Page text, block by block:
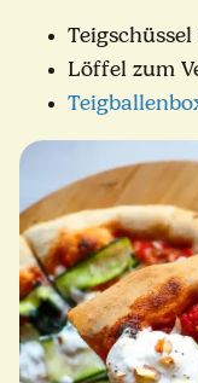
Löffel zum